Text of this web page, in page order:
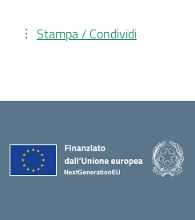
Stampa / Condividi